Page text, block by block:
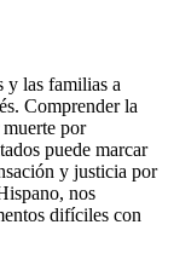
y las familias a
Comprender la
por
puede marcar
y justicia por
nos
difíciles con